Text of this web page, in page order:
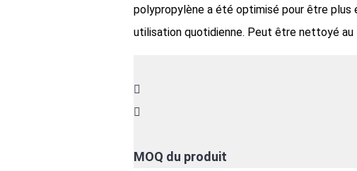
polypropylène a été optimisé pour être plus
utilisation quotidienne. Peut être nettoyé au
MOQ du produit